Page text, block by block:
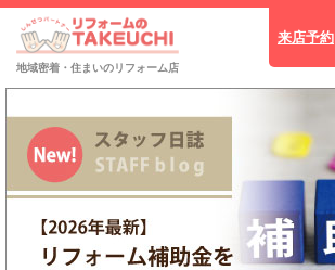
地域密着・住まいのリフォーム店
来店予約
PickUp!